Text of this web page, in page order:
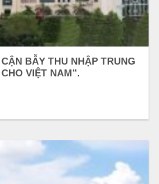
BẪY THU NHẬP TRUNG
VIỆT NAM”.